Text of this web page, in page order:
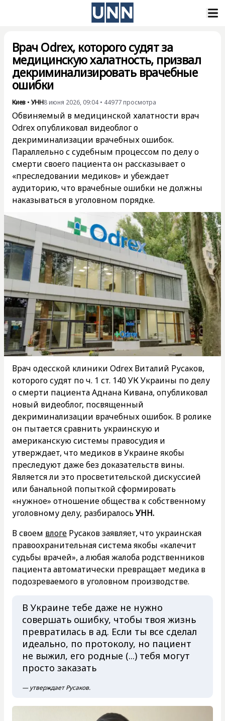
Врач Odrex, которого судят за
медицинскую халатность, призвал
декриминализировать врачебные
ошибки
Киев • УНН8 июня 2026, 09:04 • 44977 просмотра
Обвиняемый в медицинской халатности врач
Odrex опубликовал видеоблог о
декриминализации врачебных ошибок.
Параллельно с судебным процессом по делу о
смерти своего пациента он рассказывает о
«преследовании медиков» и убеждает
аудиторию, что врачебные ошибки не должны
наказываться в уголовном порядке.
Врач одесской клиники Odrex Виталий Русаков,
которого судят по ч. 1 ст. 140 УК Украины по делу
о смерти пациента Аднана Кивана, опубликовал
новый видеоблог, посвященный
декриминализации врачебных ошибок. В ролике
он пытается сравнить украинскую и
американскую системы правосудия и
утверждает, что медиков в Украине якобы
преследуют даже без доказательств вины.
Является ли это просветительской дискуссией
или банальной попыткой сформировать
«нужное» отношение общества к собственному
уголовному делу, разбиралосьУНН.
В своем влоге Русаков заявляет, что украинская
правоохранительная система якобы «калечит
судьбы врачей», а любая жалоба родственников
пациента автоматически превращает медика в
подозреваемого в уголовном производстве.
В Украине тебе даже не нужно
совершать ошибку, чтобы твоя жизнь
превратилась в ад. Если ты все сделал
идеально, по протоколу, но пациент
не выжил, его родные (...) тебя могут
просто заказать
— утверждает Русаков.